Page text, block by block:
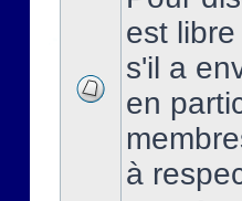
est
s'il a
en
à